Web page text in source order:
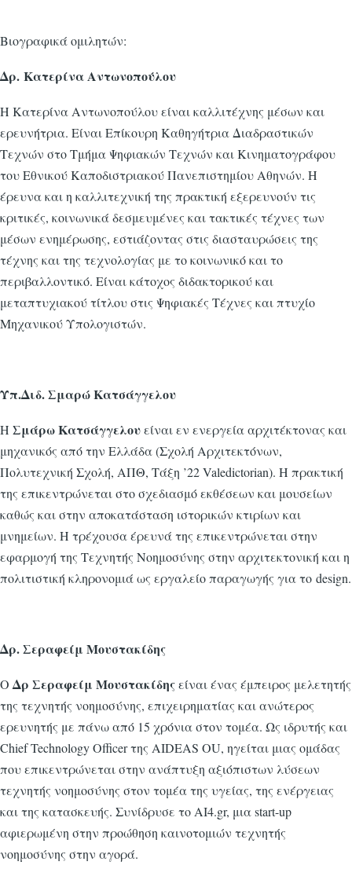
Βιογραφικά ομιλητών:
Δρ. Κατερίνα Αντωνοπούλου
Η Κατερίνα Αντωνοπούλου είναι καλλιτέχνης μέσων και
ερευνήτρια. Είναι Επίκουρη Καθηγήτρια Διαδραστικών
Τεχνών στο Τμήμα Ψηφιακών Τεχνών και Κινηματογράφου
του Εθνικού Καποδιστριακού Πανεπιστημίου Αθηνών. Η
έρευνα και η καλλιτεχνική της πρακτική εξερευνούν τις
κριτικές, κοινωνικά δεσμευμένες και τακτικές τέχνες των
μέσων ενημέρωσης, εστιάζοντας στις διασταυρώσεις της
τέχνης και της τεχνολογίας με το κοινωνικό και το
περιβαλλοντικό. Είναι κάτοχος διδακτορικού και
μεταπτυχιακού τίτλου στις Ψηφιακές Τέχνες και πτυχίο
Μηχανικού Υπολογιστών.
Υπ.Διδ. Σμαρώ Κατσάγγελου
Η Σμάρω Κατσάγγελουείναι εν ενεργεία αρχιτέκτονας και
μηχανικός από την Ελλάδα (Σχολή Αρχιτεκτόνων,
Πολυτεχνική Σχολή, ΑΠΘ, Τάξη ’22 Valedictorian). Η πρακτική
της επικεντρώνεται στο σχεδιασμό εκθέσεων και μουσείων
καθώς και στην αποκατάσταση ιστορικών κτιρίων και
μνημείων. Η τρέχουσα έρευνά της επικεντρώνεται στην
εφαρμογή της Τεχνητής Νοημοσύνης στην αρχιτεκτονική και η
πολιτιστική κληρονομιά ως εργαλείο παραγωγής για το design.
Δρ. Σεραφείμ Μουστακίδης
Ο Δρ Σεραφείμ Μουστακίδηςείναι ένας έμπειρος μελετητής
της τεχνητής νοημοσύνης, επιχειρηματίας και ανώτερος
ερευνητής με πάνω από 15 χρόνια στον τομέα. Ως ιδρυτής και
Chief Technology Officer της AIDEAS OU, ηγείται μιας ομάδας
που επικεντρώνεται στην ανάπτυξη αξιόπιστων λύσεων
τεχνητής νοημοσύνης στον τομέα της υγείας, της ενέργειας
και της κατασκευής. Συνίδρυσε το AI4.gr, μια start-up
αφιερωμένη στην προώθηση καινοτομιών τεχνητής
νοημοσύνης στην αγορά.